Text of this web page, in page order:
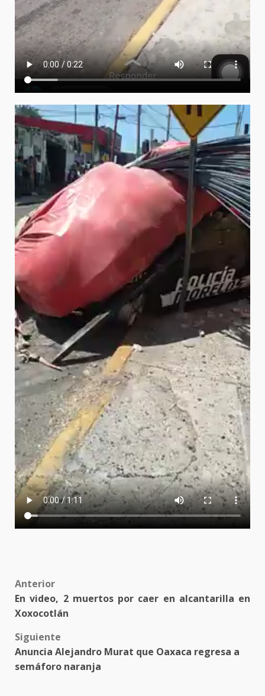
Post
navigation
Anterior
En video, 2 muertos por caer en alcantarilla en
Xoxocotlán
Siguiente
Anuncia Alejandro Murat que Oaxaca regresa a
semáforo naranja